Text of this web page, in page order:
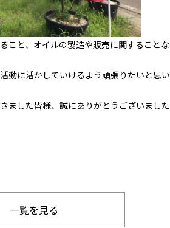
こと、オイルの製造や販売に関することな
動に活かしていけるよう頑張りたいと思い
ました皆様、誠にありがとうございました
一覧を見る